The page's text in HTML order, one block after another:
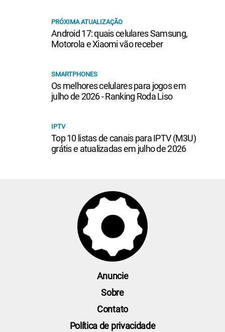
PRÓXIMA ATUALIZAÇÃO
Android 17: quais celulares Samsung,
Motorola e Xiaomi vão receber
SMARTPHONES
Os melhores celulares para jogos em
julho de 2026 - Ranking Roda Liso
IPTV
Top 10 listas de canais para IPTV (M3U)
grátis e atualizadas em julho de 2026
Anuncie
Sobre
Contato
Política de privacidade